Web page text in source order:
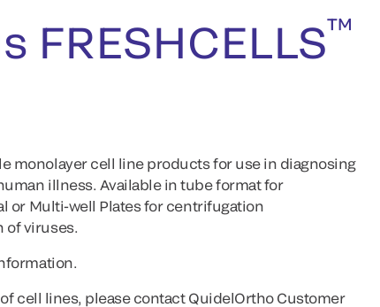
FRESHCELLS™
monolayer cell line products for use in diagnosing
illness. Available in tube format for
or Multi-well Plates for centrifugation
of viruses.
cell lines, please contact QuidelOrtho Customer